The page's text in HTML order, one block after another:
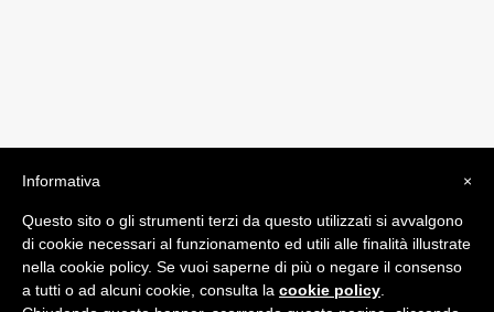
byComunicatori su Misura srl
Termini e Condizioni di Vendita - Terms and Conditions
ITA:
×
Informativa
Questo sito o gli strumenti terzi da questo utilizzati si avvalgono
di cookie necessari al funzionamento ed utili alle finalità illustrate
nella cookie policy. Se vuoi saperne di più o negare il consenso
a tutti o ad alcuni cookie, consulta la cookie policy